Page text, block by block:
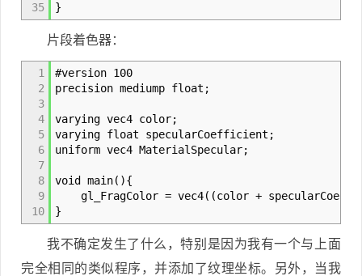
35
}
片段着色器：
1
2
3
4
5
6
7
8
9
10
#version 100
precision mediump float;
varying vec4 color;
varying float specularCoefficient;
uniform vec4 MaterialSpecular;
void main(){
gl_FragColor = vec4((color +
}
我不确定发生了什么，特别是因为我有一个与上面
完全相同的类似程序，并添加了纹理坐标。另外，当我